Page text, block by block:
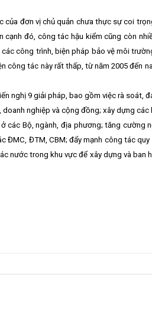
của đơn vị chủ quản chưa thực sự coi
đó, công tác hậu kiểm cũng còn
công trình, biện pháp bảo vệ môi
công tác này rất thấp, từ năm 2005 đến
nghị 9 giải pháp, bao gồm việc rà soát,
nghiệp và cộng đồng; xây dựng các
các Bộ, ngành, địa phương; tăng cường
ĐMC, ĐTM, CBM; đẩy mạnh công tác
nước trong khu vực để xây dựng và ban